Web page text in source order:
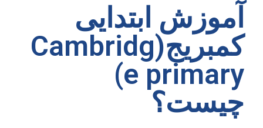
آموزش ابتدایی
کمبریج(Cambridg
e primary)
چیست؟